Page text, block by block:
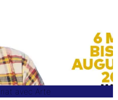
avec Arte